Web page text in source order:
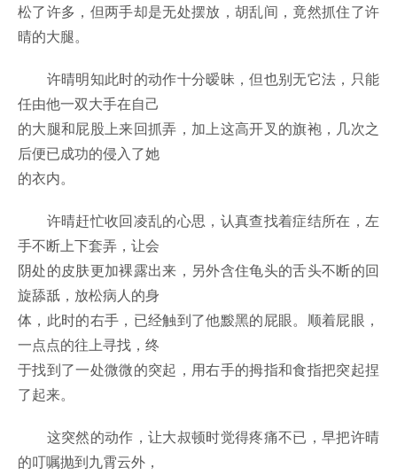
松了许多，但两手却是无处摆放，胡乱间，竟然抓住了许
晴的大腿。
许晴明知此时的动作十分暧昧，但也别无它法，只能
任由他一双大手在自己
的大腿和屁股上来回抓弄，加上这高开叉的旗袍，几次之
后便已成功的侵入了她
的衣内。
许晴赶忙收回凌乱的心思，认真查找着症结所在，左
手不断上下套弄，让会
阴处的皮肤更加裸露出来，另外含住龟头的舌头不断的回
旋舔舐，放松病人的身
体，此时的右手，已经触到了他黢黑的屁眼。顺着屁眼，
一点点的往上寻找，终
于找到了一处微微的突起，用右手的拇指和食指把突起捏
了起来。
这突然的动作，让大叔顿时觉得疼痛不已，早把许晴
的叮嘱抛到九霄云外，